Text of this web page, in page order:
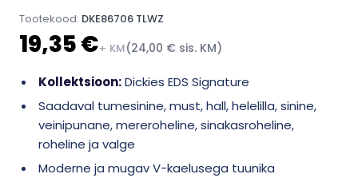
Tootekood: DKE86706 TLWZ
19,35 €+ KM(24,00 € sis. KM)
Kollektsioon:Dickies EDS Signature
Saadaval tumesinine, must, hall, helelilla, sinine,
veinipunane, mereroheline, sinakasroheline,
roheline ja valge
Moderne ja mugav V-kaelusega tuunika